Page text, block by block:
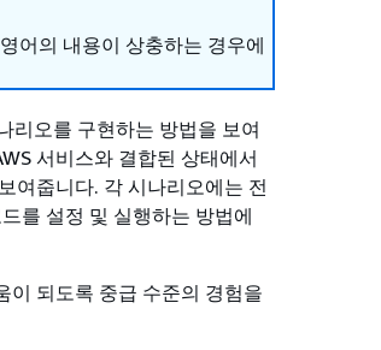
어의 내용이 상충하는 경우에
리오를 구현하는 방법을 보여
서비스와 결합된 상태에서
여줍니다. 각 시나리오에는 전
를 설정 및 실행하는 방법에
이 되도록 중급 수준의 경험을